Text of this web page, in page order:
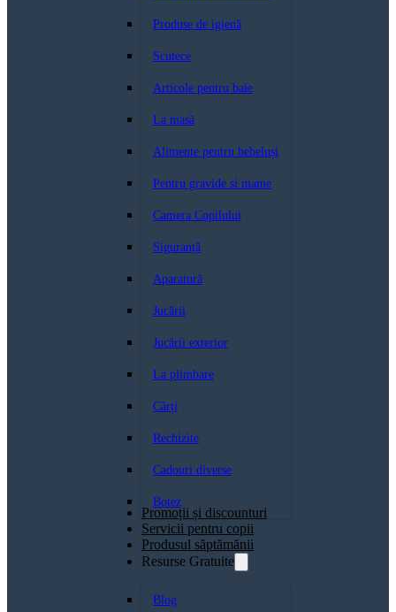
Produse de igienă
Scutece
Articole pentru baie
La masă
Alimente pentru bebeluși
Pentru gravide si mame
Camera Copilului
Siguranță
Aparatură
Jucării
Jucării exterior
La plimbare
Cărți
Rechizite
Cadouri diverse
Botez
Promoții și discounturi
Servicii pentru copii
Produsul săptămănii
Resurse Gratuite
Blog